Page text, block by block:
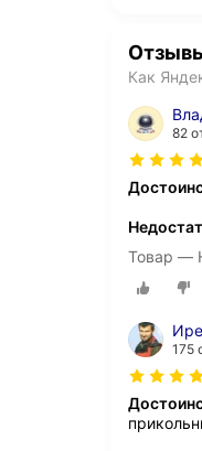
Как
82
Товар —
175